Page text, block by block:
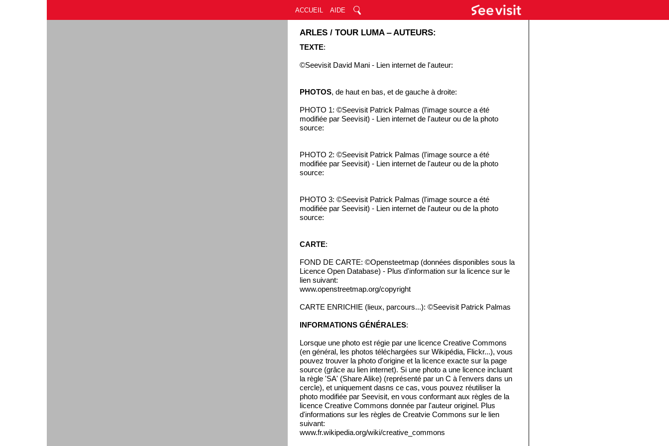
ACCUEIL AIDE
ARLES / TOUR LUMA ‒ AUTEURS:
TEXTE:
©Seevisit David Mani - Lien internet de l'auteur:
PHOTOS, de haut en bas, et de gauche à droite:
PHOTO 1: ©Seevisit Patrick Palmas (l'image source a été
modifiée par Seevisit) - Lien internet de l'auteur ou de la photo
source:
PHOTO 2: ©Seevisit Patrick Palmas (l'image source a été
modifiée par Seevisit) - Lien internet de l'auteur ou de la photo
source:
PHOTO 3: ©Seevisit Patrick Palmas (l'image source a été
modifiée par Seevisit) - Lien internet de l'auteur ou de la photo
source:
CARTE:
FOND DE CARTE: ©Opensteetmap (données disponibles sous la
Licence Open Database) - Plus d'information sur la licence sur le
lien suivant:
www.openstreetmap.org/copyright
CARTE ENRICHIE (lieux, parcours...): ©Seevisit Patrick Palmas
INFORMATIONS GÉNÉRALES:
Lorsque une photo est régie par une licence Creative Commons
(en général, les photos téléchargées sur Wikipédia, Flickr...), vous
pouvez trouver la photo d'origine et la licence exacte sur la page
source (grâce au lien internet). Si une photo a une licence incluant
la règle 'SA' (Share Alike) (représenté par un C à l'envers dans un
cercle), et uniquement dasns ce cas, vous pouvez réutiliser la
photo modifiée par Seevisit, en vous conformant aux règles de la
licence Creative Commons donnée par l'auteur originel. Plus
d'informations sur les règles de Creatvie Commons sur le lien
suivant:
www.fr.wikipedia.org/wiki/creative_commons